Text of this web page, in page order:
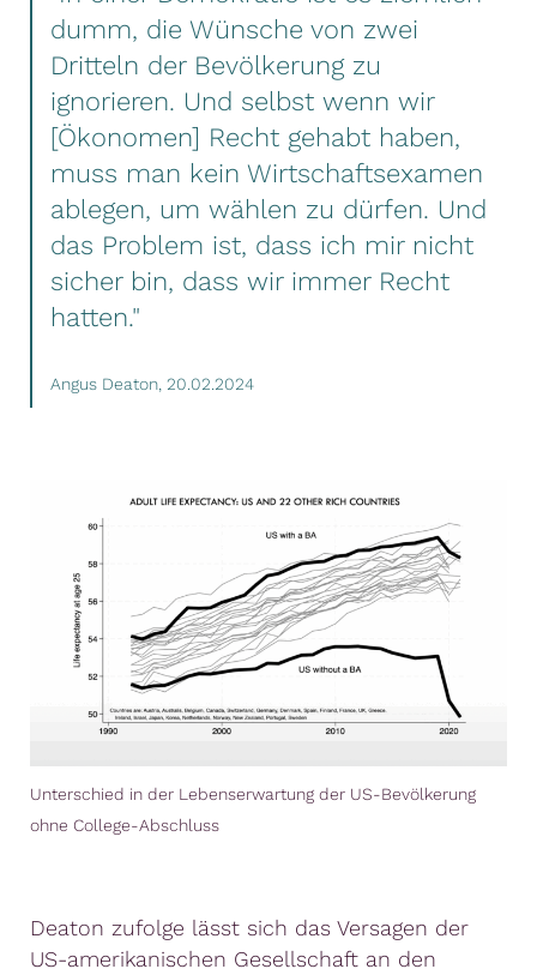
dumm, die Wünsche von zwei
Dritteln der Bevölkerung zu
ignorieren. Und selbst wenn wir
[Ökonomen] Recht gehabt haben,
muss man kein Wirtschaftsexamen
ablegen, um wählen zu dürfen. Und
das Problem ist, dass ich mir nicht
sicher bin, dass wir immer Recht
hatten."
Angus Deaton, 20.02.2024
Unterschied in der Lebenserwartung der US-Bevölkerung
ohne College-Abschluss
Deaton zufolge lässt sich das Versagen der
US-amerikanischen Gesellschaft an den